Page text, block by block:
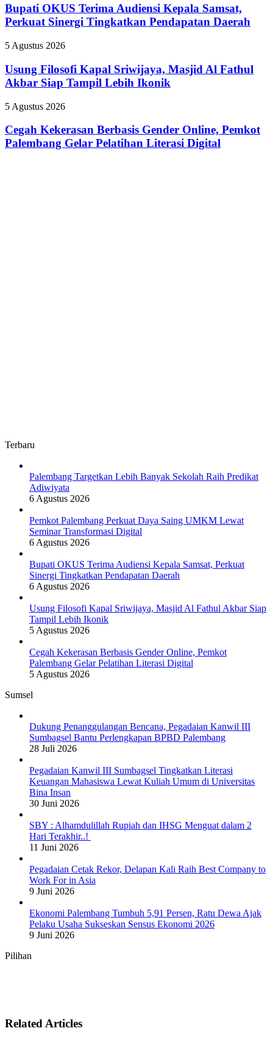
Transformasi
Digital
Terima
Audiensi
Kepala
Perkuat
Tingkatkan
Pendapatan
Bupati OKUS Terima Audiensi Kepala Samsat,
Perkuat Sinergi Tingkatkan Pendapatan Daerah
Usung
Kapal
Sriwijaya,
Masjid
Fathul
Siap
Tampil
5 Agustus 2026
Usung Filosofi Kapal Sriwijaya, Masjid Al Fathul
Akbar Siap Tampil Lebih Ikonik
Cegah
Berbasis
Gender
Online,
5 Agustus 2026
Cegah Kekerasan Berbasis Gender Online, Pemkot
Palembang Gelar Pelatihan Literasi Digital
Terbaru
Palembang Targetkan Lebih Banyak Sekolah Raih Predikat
Adiwiyata
6 Agustus 2026
Pemkot Palembang Perkuat Daya Saing UMKM Lewat
Seminar Transformasi Digital
6 Agustus 2026
Bupati OKUS Terima Audiensi Kepala Samsat, Perkuat
Sinergi Tingkatkan Pendapatan Daerah
6 Agustus 2026
Usung Filosofi Kapal Sriwijaya, Masjid Al Fathul Akbar Siap
Tampil Lebih Ikonik
5 Agustus 2026
Cegah Kekerasan Berbasis Gender Online, Pemkot
Palembang Gelar Pelatihan Literasi Digital
5 Agustus 2026
Sumsel
Dukung Penanggulangan Bencana, Pegadaian Kanwil III
Sumbagsel Bantu Perlengkapan BPBD Palembang
28 Juli 2026
Pegadaian Kanwil III Sumbagsel Tingkatkan Literasi
Keuangan Mahasiswa Lewat Kuliah Umum di Universitas
Bina Insan
30 Juni 2026
SBY : Alhamdulillah Rupiah dan IHSG Menguat dalam 2
Hari Terakhir..!
11 Juni 2026
Pegadaian Cetak Rekor, Delapan Kali Raih Best Company to
Work For in Asia
9 Juni 2026
Ekonomi Palembang Tumbuh 5,91 Persen, Ratu Dewa Ajak
Pelaku Usaha Sukseskan Sensus Ekonomi 2026
9 Juni 2026
Pilihan
Related Articles